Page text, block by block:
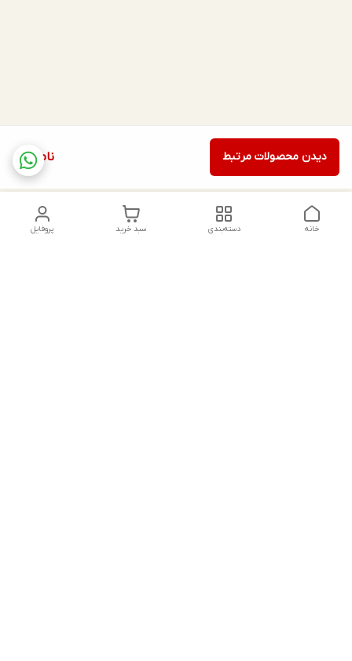
ناموجود دیدن محصولات مرتبط
پروفایل سبد خرید دسته‌بندی خانه